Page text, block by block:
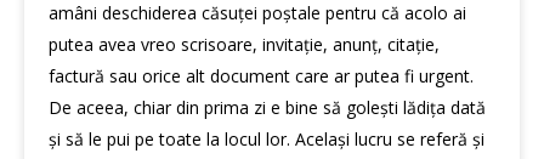
amâni deschiderea căsuței poștale pentru că acolo ai
putea avea vreo scrisoare, invitație, anunț, citație,
factură sau orice alt document care ar putea fi urgent.
De aceea, chiar din prima zi e bine să golești lădița dată
și să le pui pe toate la locul lor. Același lucru se referă și